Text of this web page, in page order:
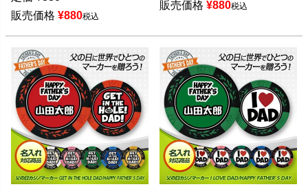
販売価格 ¥880税込
販売価格 ¥880税込